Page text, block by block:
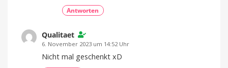
Antworten
Qualitaet
6. November 2023 um 14:52 Uhr
Nicht mal geschenkt xD